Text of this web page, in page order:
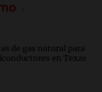
de gas natural para
en Texas